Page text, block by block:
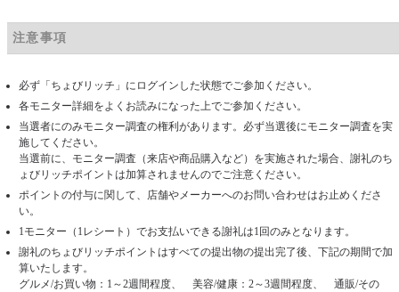
注意事項
必ず「ちょびリッチ」にログインした状態でご参加ください。
各モニター詳細をよくお読みになった上でご参加ください。
当選者にのみモニター調査の権利があります。必ず当選後にモニター調査を実
施してください。
当選前に、モニター調査（来店や商品購入など）を実施された場合、謝礼のち
ょびリッチポイントは加算されませんのでご注意ください。
ポイントの付与に関して、店舗やメーカーへのお問い合わせはお止めくださ
い。
1モニター（1レシート）でお支払いできる謝礼は1回のみとなります。
謝礼のちょびリッチポイントはすべての提出物の提出完了後、下記の期間で加
算いたします。
グルメ/お買い物：1～2週間程度、 美容/健康：2～3週間程度、 通販/その